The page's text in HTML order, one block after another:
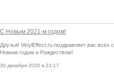
С Новым 2021-м годом!
Друзья! VinylEffect.ru поздравляет вас всех с
Новым годом и Рождеством!
30 декабря 2020 в 23:17